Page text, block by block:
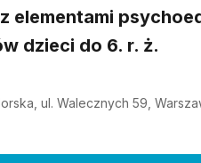
elementami
dzieci do 6. r. ż.
ul. Walecznych 59,